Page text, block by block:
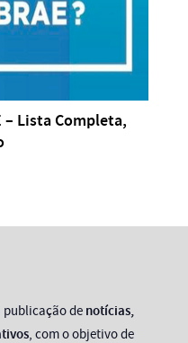
– Lista Completa,
de notícias,
, com o objetivo de